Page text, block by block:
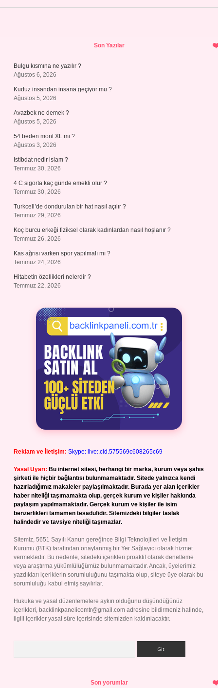
Son Yazılar
Bulgu kısmına ne yazılır ?
Ağustos 6, 2026
Kuduz insandan insana geçiyor mu ?
Ağustos 5, 2026
Avazbek ne demek ?
Ağustos 5, 2026
54 beden mont XL mi ?
Ağustos 3, 2026
Istibdat nedir islam ?
Temmuz 30, 2026
4 C sigorta kaç günde emekli olur ?
Temmuz 30, 2026
Turkcell’de dondurulan bir hat nasıl açılır ?
Temmuz 29, 2026
Koç burcu erkeği fiziksel olarak kadınlardan nasıl hoşlanır ?
Temmuz 26, 2026
Kas ağrısı varken spor yapılmalı mı ?
Temmuz 24, 2026
Hitabetin özellikleri nelerdir ?
Temmuz 22, 2026
Reklam ve İletişim: Skype: live:.cid.575569c608265c69
Yasal Uyarı: Bu internet sitesi, herhangi bir marka, kurum veya şahıs
şirketi ile hiçbir bağlantısı bulunmamaktadır. Sitede yalnızca kendi
hazırladığımız makaleler paylaşılmaktadır. Burada yer alan içerikler
haber niteliği taşımamakta olup, gerçek kurum ve kişiler hakkında
paylaşım yapılmamaktadır. Gerçek kurum ve kişiler ile isim
benzerlikleri tamamen tesadüfidir. Sitemizdeki bilgiler taslak
halindedir ve tavsiye niteliği taşımazlar.
Sitemiz, 5651 Sayılı Kanun gereğince Bilgi Teknolojileri ve İletişim
Kurumu (BTK) tarafından onaylanmış bir Yer Sağlayıcı olarak hizmet
vermektedir. Bu nedenle, sitedeki içerikleri proaktif olarak denetleme
veya araştırma yükümlülüğümüz bulunmamaktadır. Ancak, üyelerimiz
yazdıkları içeriklerin sorumluluğunu taşımakta olup, siteye üye olarak bu
sorumluluğu kabul etmiş sayılırlar.
Hukuka ve yasal düzenlemelere aykırı olduğunu düşündüğünüz
içerikleri, backlinkpanelicomtr@gmail.com adresine bildirmeniz halinde,
ilgili içerikler yasal süre içerisinde sitemizden kaldırılacaktır.
Son yorumlar